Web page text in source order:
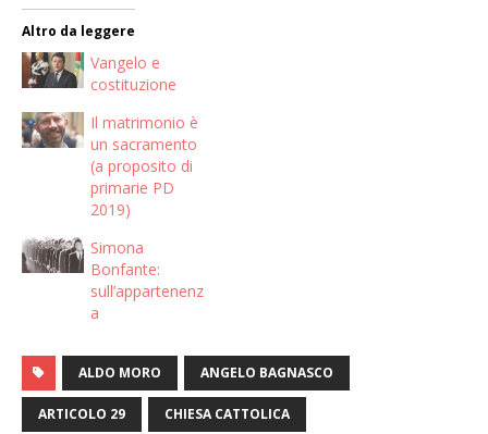
Altro da leggere
Vangelo e
costituzione
Il matrimonio è
un sacramento
(a proposito di
primarie PD
2019)
Simona
Bonfante:
sull’appartenenz
a
ALDO MORO ANGELO BAGNASCO
ARTICOLO 29 CHIESA CATTOLICA